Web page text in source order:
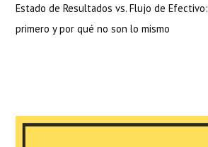
Estado de Resultados vs. Flujo de
primero y por qué no son lo mismo